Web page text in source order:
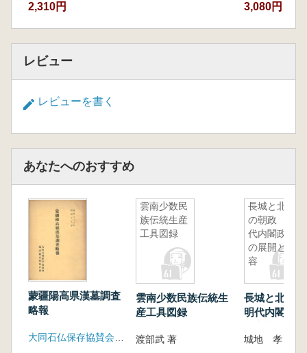
2,310円 3,080円
レビュー
レビューを書く
あなたへのおすすめ
蒙疆陽高県漢墓調査
略報
雲南少数民
族伝統生産
工具図録
雲南少数民族伝統生
産工具図録
渡部武 著
長城と北京
の朝政 明
代内閣政治
の展開と変
容
長城と北京
明代内閣政
城地 孝 著